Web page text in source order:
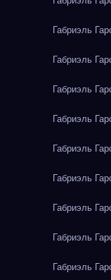
Габриэль
Габриэль
Габриэль
Габриэль
Габриэль
Габриэль
Габриэль
Габриэль
Габриэль